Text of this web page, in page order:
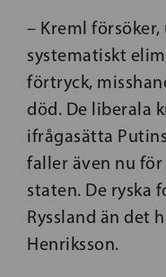
– Kreml
systematiskt
förtryck,
död. De liberala
ifrågasätta
faller även nu
staten. De ryska
Ryssland än det
Henriksson.